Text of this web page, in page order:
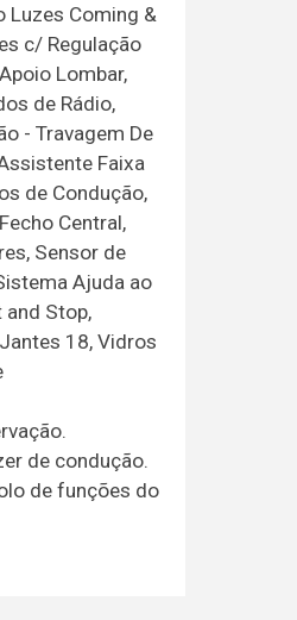
Luzes Coming &
c/ Regulação
Lombar,
de Rádio,
- Travagem De
Faixa
de Condução,
Central,
Sensor de
Ajuda ao
and Stop,
18, Vidros
de condução.
de funções do